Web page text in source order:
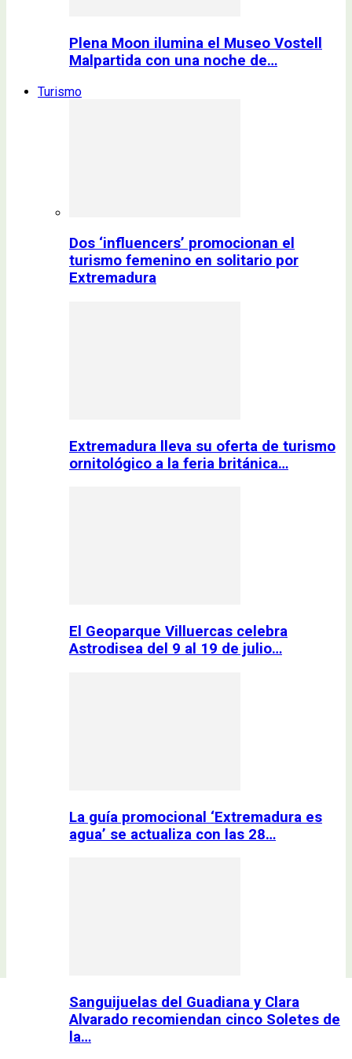
Plena Moon ilumina el Museo Vostell
Malpartida con una noche de…
Turismo
Dos ‘influencers’ promocionan el
turismo femenino en solitario por
Extremadura
Extremadura lleva su oferta de turismo
ornitológico a la feria británica…
El Geoparque Villuercas celebra
Astrodisea del 9 al 19 de julio…
La guía promocional ‘Extremadura es
agua’ se actualiza con las 28…
Sanguijuelas del Guadiana y Clara
Alvarado recomiendan cinco Soletes de
la…